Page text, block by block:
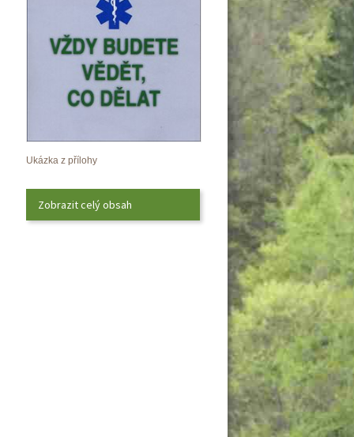
Ukázka z přílohy
Zobrazit celý obsah